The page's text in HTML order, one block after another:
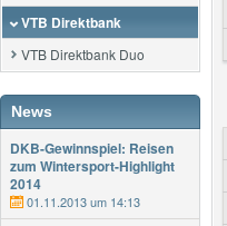
VTB Direktbank
VTB Direktbank Duo
News
DKB-Gewinnspiel: Reisen
zum Wintersport-Highlight
2014
01.11.2013 um 14:13